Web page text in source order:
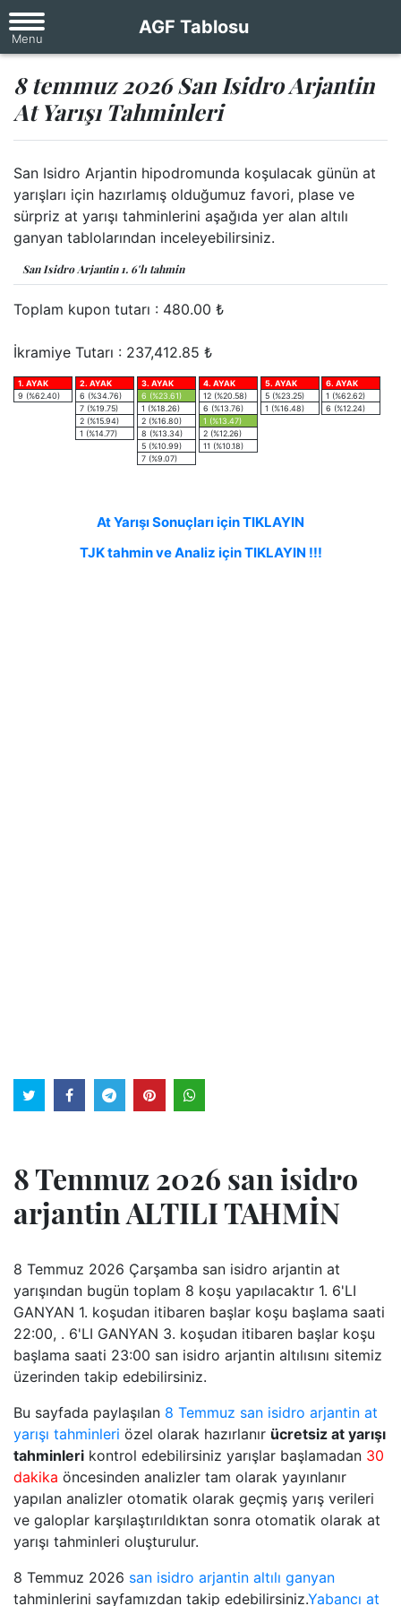
AGF Tablosu
8 temmuz 2026 San Isidro Arjantin
At Yarışı Tahminleri
San Isidro Arjantin hipodromunda koşulacak günün at
yarışları için hazırlamış olduğumuz favori, plase ve
sürpriz at yarışı tahminlerini aşağıda yer alan altılı
ganyan tablolarından inceleyebilirsiniz.
San Isidro Arjantin 1. 6'lı tahmin
Toplam kupon tutarı : 480.00 ₺
İkramiye Tutarı : 237,412.85 ₺
1. AYAK
9 (%62.40)
2. AYAK
6 (%34.76)
7 (%19.75)
2 (%15.94)
1 (%14.77)
3. AYAK
6 (%23.61)
1 (%18.26)
2 (%16.80)
8 (%13.34)
5 (%10.99)
7 (%9.07)
4. AYAK
12 (%20.58)
6 (%13.76)
1 (%13.47)
2 (%12.26)
11 (%10.18)
5. AYAK
5 (%23.25)
1 (%16.48)
6. AYAK
1 (%62.62)
6 (%12.24)
At Yarışı Sonuçları için TIKLAYIN
TJK tahmin ve Analiz için TIKLAYIN !!!
8 Temmuz 2026 san isidro
arjantin ALTILI TAHMİN
8 Temmuz 2026 Çarşamba san isidro arjantin at
yarışından bugün toplam 8 koşu yapılacaktır 1. 6'LI
GANYAN 1. koşudan itibaren başlar koşu başlama saati
22:00, . 6'LI GANYAN 3. koşudan itibaren başlar koşu
başlama saati 23:00 san isidro arjantin altılısını sitemiz
üzerinden takip edebilirsiniz.
Bu sayfada paylaşılan 8 Temmuz san isidro arjantin at
yarışı tahminleri özel olarak hazırlanır ücretsiz at yarışı
tahminleri kontrol edebilirsiniz yarışlar başlamadan 30
dakika öncesinden analizler tam olarak yayınlanır
yapılan analizler otomatik olarak geçmiş yarış verileri
ve galoplar karşılaştırıldıktan sonra otomatik olarak at
yarışı tahminleri oluşturulur.
8 Temmuz 2026 san isidro arjantin altılı ganyan
tahminlerini sayfamızdan takip edebilirsiniz.Yabancı at